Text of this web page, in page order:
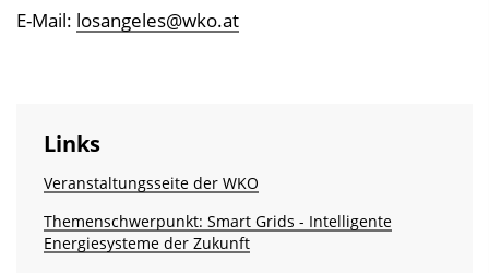
E-Mail: losangeles@wko.at
Links
Veranstaltungsseite der WKO
Themenschwerpunkt: Smart Grids - Intelligente
Energiesysteme der Zukunft